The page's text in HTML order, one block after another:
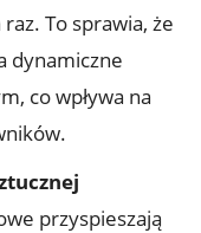
To sprawia, że
dynamiczne
co wpływa na
przyspieszają